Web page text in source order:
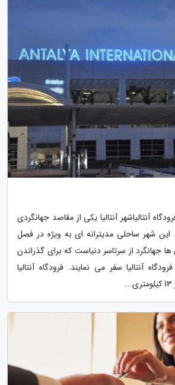
آنتالیاشهر آنتالیا یکی از مقاصد جهانگردی
شهر ساحلی مدیترانه ای به ویژه در فصل
ها جهانگرد از سرتاسر دنیاست که برای گذراندن
آنتالیا سفر می نمایند. فرودگاه آنتالیا